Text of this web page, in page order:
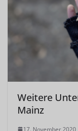
Weitere
Mainz
17. November 2020